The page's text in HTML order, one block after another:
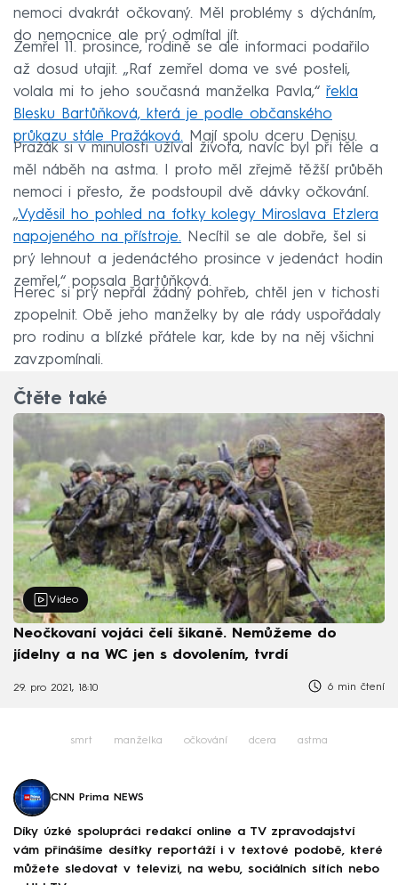
nemoci dvakrát očkovaný. Měl problémy s dýcháním,
do nemocnice ale prý odmítal jít.
Zemřel 11. prosince, rodině se ale informaci podařilo
až dosud utajit. „Raf zemřel doma ve své posteli,
volala mi to jeho současná manželka Pavla,“ řekla
Blesku Bartůňková, která je podle občanského
průkazu stále Pražáková. Mají spolu dceru Denisu.
Pražák si v minulosti užíval života, navíc byl při těle a
měl náběh na astma. I proto měl zřejmě těžší průběh
nemoci i přesto, že podstoupil dvě dávky očkování.
„Vyděsil ho pohled na fotky kolegy Miroslava Etzlera
napojeného na přístroje. Necítil se ale dobře, šel si
prý lehnout a jedenáctého prosince v jedenáct hodin
zemřel,“ popsala Bartůňková.
Herec si prý nepřál žádný pohřeb, chtěl jen v tichosti
zpopelnit. Obě jeho manželky by ale rády uspořádaly
pro rodinu a blízké přátele kar, kde by na něj všichni
zavzpomínali.
Čtěte také
Video
Neočkovaní vojáci čelí šikaně. Nemůžeme do
jídelny a na WC jen s dovolením, tvrdí
29. pro 2021, 18:10 6 min čtení
smrt manželka očkování dcera astma
CNN Prima NEWS
Díky úzké spolupráci redakcí online a TV zpravodajství
vám přinášíme desítky reportáží i v textové podobě, které
můžete sledovat v televizi, na webu, sociálních sítích nebo